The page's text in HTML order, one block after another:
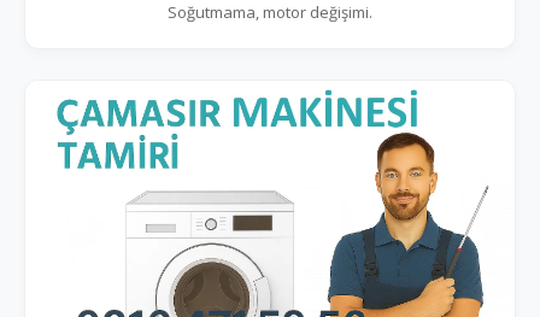
Soğutmama, motor değişimi.